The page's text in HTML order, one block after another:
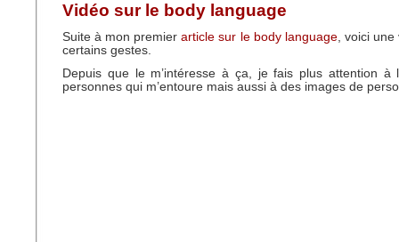
Vidéo sur le body language
Suite à mon premierarticle sur le body language, voici une
certains gestes.
Depuis que le m’intéresse à ça, je fais plus attention à
personnes qui m’entoure mais aussi à des images de